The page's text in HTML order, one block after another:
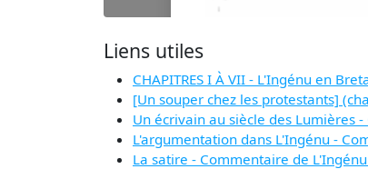
Liens utiles
CHAPITRES I À VII - L'Ingénu en
[Un souper chez les protestants]
Un écrivain au siècle des Lumières
L'argumentation dans L'Ingénu -
La satire - Commentaire de